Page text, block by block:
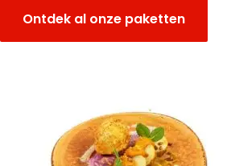
Ontdek al onze paketten